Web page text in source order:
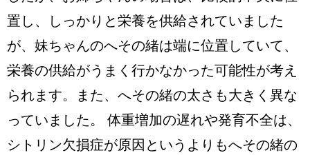
置し、しっかりと栄養を供給されていました
が、妹ちゃんのへその緒は端に位置していて、
栄養の供給がうまく行かなかった可能性が考え
られます。また、へその緒の太さも大きく異な
っていました。 体重増加の遅れや発育不全は、
シトリン欠損症が原因というよりもへその緒の